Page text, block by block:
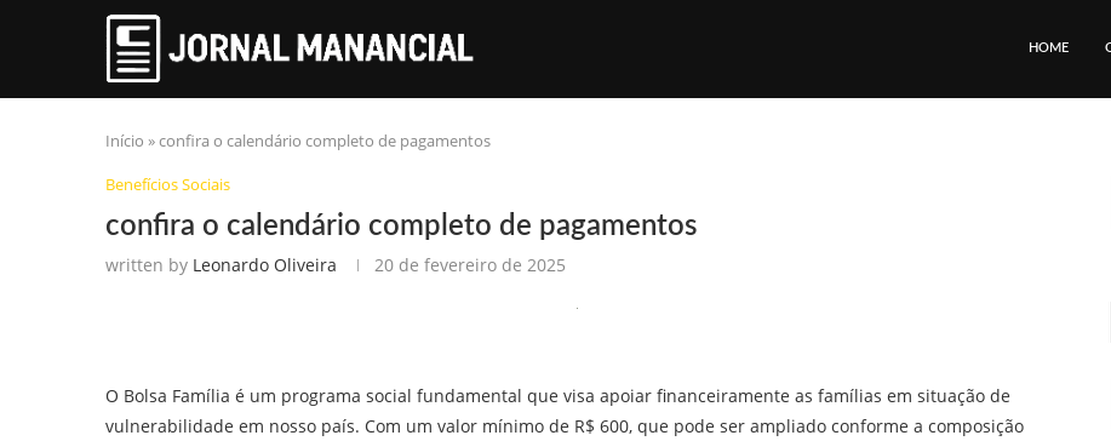
HOME
Início »confira o calendário completo de pagamentos
Benefícios Sociais
confira o calendário completo de pagamentos
written by Leonardo Oliveira 20 de fevereiro de 2025
O Bolsa Família é um programa social fundamental que visa apoiar financeiramente as famílias em situação de
vulnerabilidade em nosso país. Com um valor mínimo de R$ 600, que pode ser ampliado conforme a composição